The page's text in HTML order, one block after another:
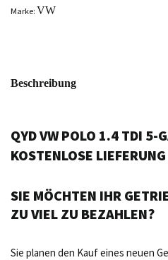
Marke: VW
Beschreibung
QYD VW POLO 1.4 TDI 5-
KOSTENLOSE LIEFERUNG
SIE MÖCHTEN IHR
ZU VIEL ZU BEZAHLEN?
Sie planen den Kauf eines neuen